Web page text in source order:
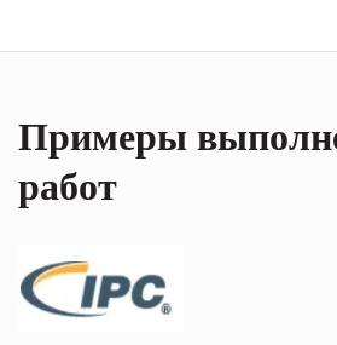
Примеры
работ